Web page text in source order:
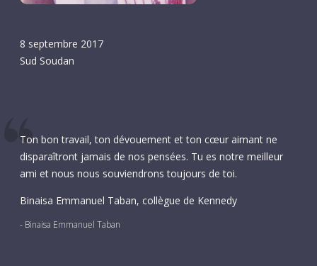
8 septembre 2017
Sud Soudan
Ton bon travail, ton dévouement et ton cœur aimant ne
disparaîtront jamais de nos pensées. Tu es notre meilleur
ami et nous nous souviendrons toujours de toi.
Binaisa Emmanuel Taban, collègue de Kennedy
- Binaisa Emmanuel Taban